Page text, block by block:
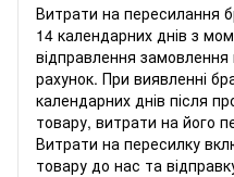
Витрати на пересилання
14 календарних днів з
відправлення
рахунок. При виявленні
календарних днів після
товару, витрати на його
Витрати на пересилку
товару до нас та